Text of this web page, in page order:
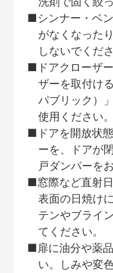
■シンナー・ベ
がなくなった
しないでくださ
■ドアクローザ
ザーを取付け
パブリック）
使用ください。
■ドアを開放状
ーを、ドアが
戸ダンパーを
■窓際など直射
表面の日焼け
テンやブライ
てください。
■扉に油分や薬
い。しみや変